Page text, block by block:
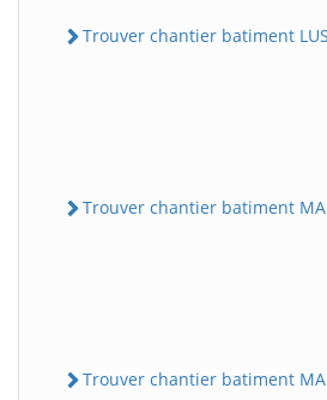
Trouver chantier batiment
Trouver chantier batiment
Trouver chantier batiment